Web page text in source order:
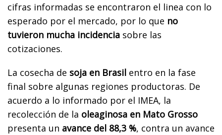
cifras informadas se encontraron el linea con lo
esperado por el mercado, por lo que no
tuvieron mucha incidencia sobre las
cotizaciones.
La cosecha de soja en Brasil entro en la fase
final sobre algunas regiones productoras. De
acuerdo a lo informado por el IMEA, la
recolección de la oleaginosa en Mato Grosso
presenta un avance del 88,3 %, contra un avance